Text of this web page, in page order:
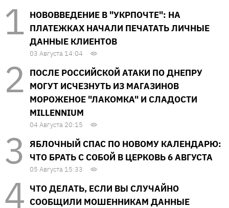
НОВОВВЕДЕНИЕ В "УКРПОЧТЕ": НА
ПЛАТЕЖКАХ НАЧАЛИ ПЕЧАТАТЬ ЛИЧНЫЕ
ДАННЫЕ КЛИЕНТОВ
03 Августа 14:04
ПОСЛЕ РОССИЙСКОЙ АТАКИ ПО ДНЕПРУ
МОГУТ ИСЧЕЗНУТЬ ИЗ МАГАЗИНОВ
МОРОЖЕНОЕ "ЛАКОМКА" И СЛАДОСТИ
MILLENNIUM
04 Августа 20:15
ЯБЛОЧНЫЙ СПАС ПО НОВОМУ КАЛЕНДАРЮ:
ЧТО БРАТЬ С СОБОЙ В ЦЕРКОВЬ 6 АВГУСТА
05 Августа 15:33
ЧТО ДЕЛАТЬ, ЕСЛИ ВЫ СЛУЧАЙНО
СООБЩИЛИ МОШЕННИКАМ ДАННЫЕ